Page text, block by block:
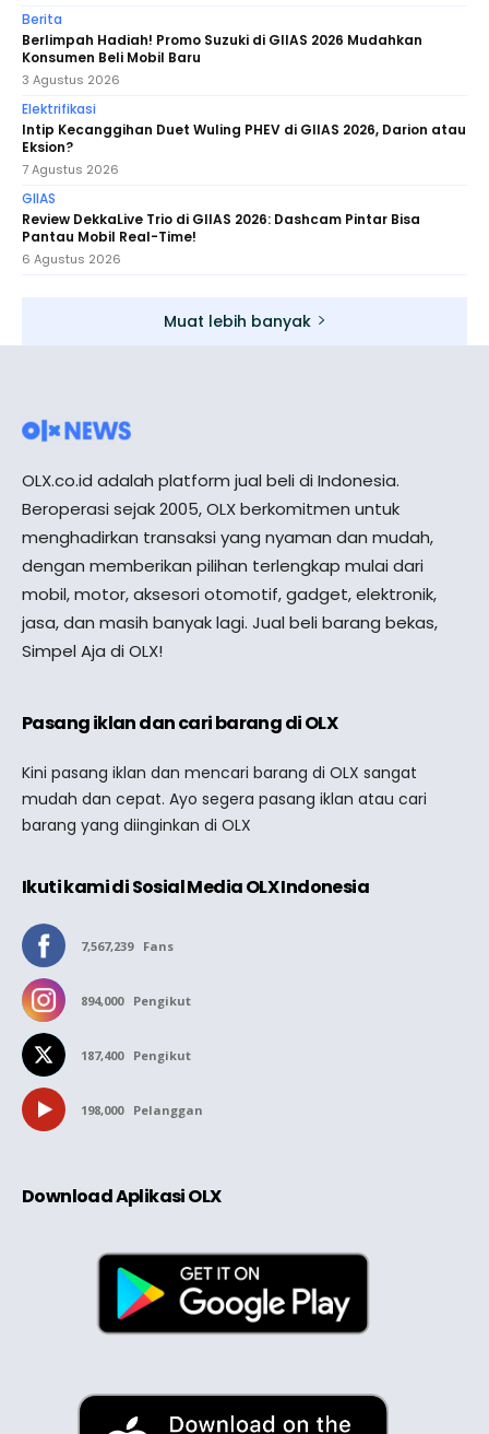
Berita
Berlimpah Hadiah! Promo Suzuki di GIIAS 2026 Mudahkan
Konsumen Beli Mobil Baru
3 Agustus 2026
Elektrifikasi
Intip Kecanggihan Duet Wuling PHEV di GIIAS 2026, Darion atau
Eksion?
7 Agustus 2026
GIIAS
Review DekkaLive Trio di GIIAS 2026: Dashcam Pintar Bisa
Pantau Mobil Real-Time!
6 Agustus 2026
Muat lebih banyak
OLX.co.id adalah platform jual beli di Indonesia.
Beroperasi sejak 2005, OLX berkomitmen untuk
menghadirkan transaksi yang nyaman dan mudah,
dengan memberikan pilihan terlengkap mulai dari
mobil, motor, aksesori otomotif, gadget, elektronik,
jasa, dan masih banyak lagi. Jual beli barang bekas,
Simpel Aja di OLX!
Pasang iklan dan cari barang di OLX
Kini pasang iklan dan mencari barang di OLX sangat
mudah dan cepat. Ayo segera pasang iklan atau cari
barang yang diinginkan di OLX
Ikuti kami di Sosial Media OLX Indonesia
7,567,239 Fans
894,000 Pengikut
187,400 Pengikut
198,000 Pelanggan
Download Aplikasi OLX